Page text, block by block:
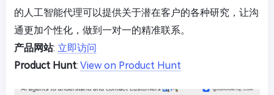
的人工智能代理可以提供关于潜在客户的各种研究，让沟
通更加个性化，做到一对一的精准联系。
产品网站: 立即访问
Product Hunt: View on Product Hunt